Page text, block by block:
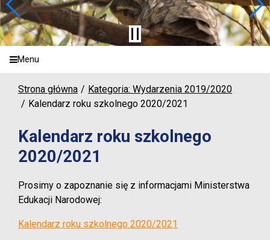
Menu
Strona główna
Kategoria: Wydarzenia 2019/2020
Kalendarz roku szkolnego 2020/2021
Kalendarz roku szkolnego
2020/2021
Prosimy o zapoznanie się z informacjami Ministerstwa
Edukacji Narodowej:
Kalendarz roku szkolnego 2020/2021